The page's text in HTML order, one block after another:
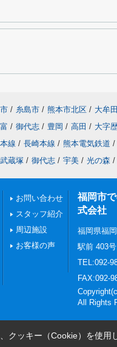
/ 糸島市 / 熊本市北区 / 大牟
/ 御代志 / 豊岡 / 高田 / 大字
線 / 長崎本線 / 熊本電気鉄道 /
武蔵塚 / 御代志 / 宇美 / 光の森 /
お問い合わせ
スタッフ紹介
周辺施設
お客様の声
福岡市
式会社
福岡県福
駅前 403号
TEL:092-
FAX:092-
All Rights
クッキー（Cookie）を使用